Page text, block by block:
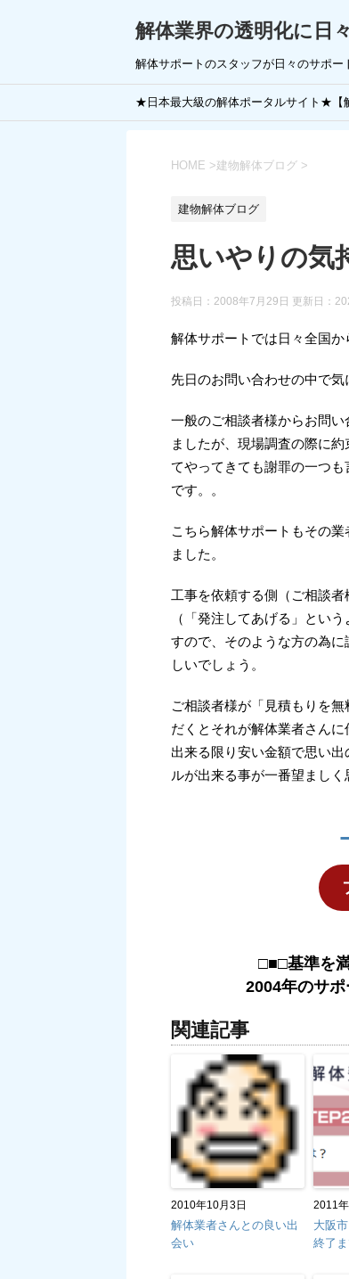
解体業界の透明化に日
解体サポートのスタッフが日々のサポー
★日本最大級の解体ポータルサイト★【
HOME >建物解体ブログ >
建物解体ブログ
思いやりの気
投稿日：2008年7月29日 更新日：
解体サポートでは日々全国か
先日のお問い合わせの中で気
一般のご相談者様からお問
ましたが、現場調査の際に
てやってきても謝罪の一つ
です。。
こちら解体サポートもその
ました。
工事を依頼する側（ご相談
（「発注してあげる」とい
すので、そのような方の為
しいでしょう。
ご相談者様が「見積もりを
だくとそれが解体業者さん
出来る限り安い金額で思い
ルが出来る事が一番望ましく
□■□基準を
2004年のサ
関連記事
2010年10月3日
解体業者さんとの良い出
会い
2011
大阪
終了